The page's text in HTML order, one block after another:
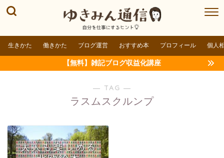
生きかた 働きかた ブログ運営 おすすめ本 プロフィール 個人
【無料】雑記ブログ収益化講座
― TAG ―
ラスムスクルンプ